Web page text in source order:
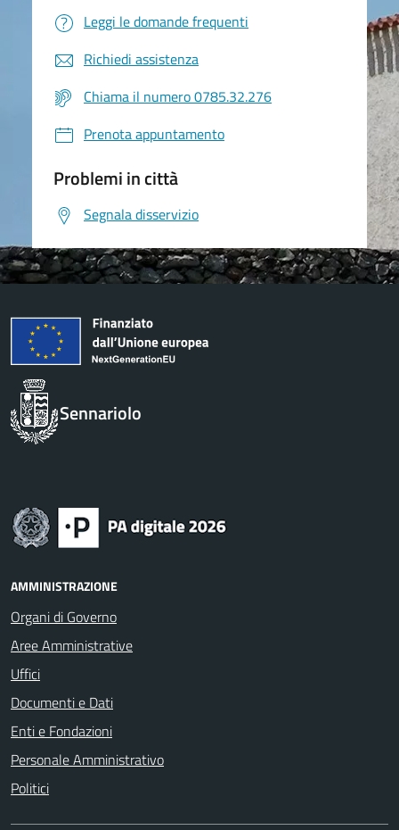
Leggi le domande frequenti
Richiedi assistenza
Chiama il numero 0785.32.276
Prenota appuntamento
Problemi in città
Segnala disservizio
Sennariolo
AMMINISTRAZIONE
Organi di Governo
Aree Amministrative
Uffici
Documenti e Dati
Enti e Fondazioni
Personale Amministrativo
Politici